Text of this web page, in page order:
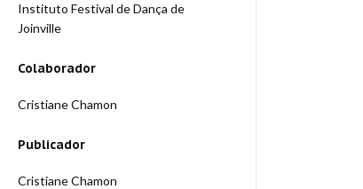
Instituto Festival de Dança de
Joinville
Colaborador
Cristiane Chamon
Publicador
Cristiane Chamon